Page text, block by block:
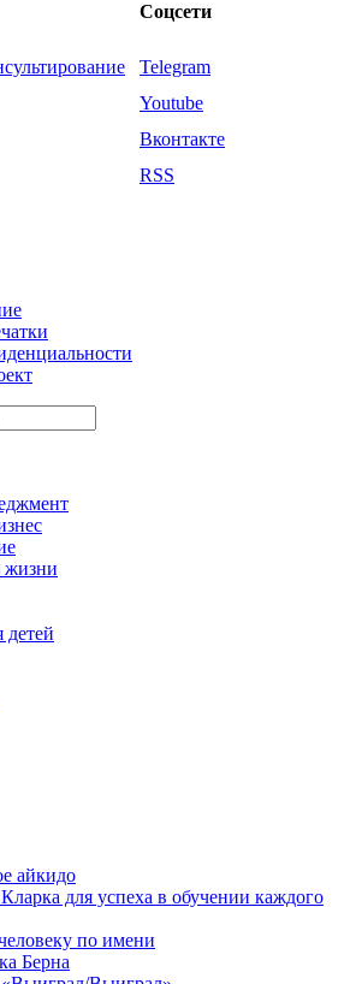
Соцсети
Telegram
Youtube
Вконтакте
RSS
жизни
детей
айкидо
для успеха в обучении каждого
по имени
Берна